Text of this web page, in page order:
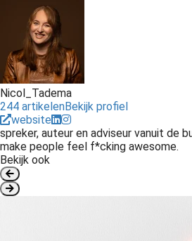
Nicol_Tadema
244 artikelenBekijk profiel
website
spreker, auteur en adviseur vanuit de
make people feel f*cking awesome.
Bekijk ook